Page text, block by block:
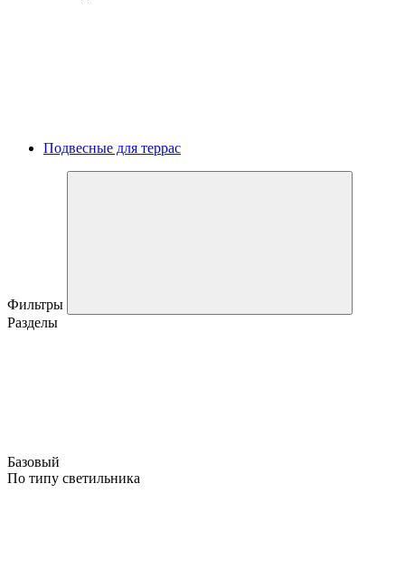
Подвесные для террас
Фильтры
Разделы
Базовый
По типу светильника